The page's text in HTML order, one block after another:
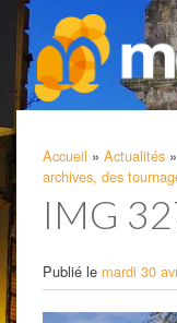
Accueil » Actualités »
archives, des
IMG
Publié le mardi 30